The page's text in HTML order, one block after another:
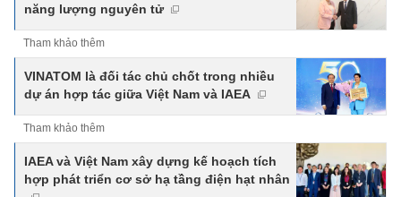
năng lượng nguyên tử
Tham khảo thêm
VINATOM là đối tác chủ chốt trong nhiều
dự án hợp tác giữa Việt Nam và IAEA
Tham khảo thêm
IAEA và Việt Nam xây dựng kế hoạch tích
hợp phát triển cơ sở hạ tầng điện hạt nhân